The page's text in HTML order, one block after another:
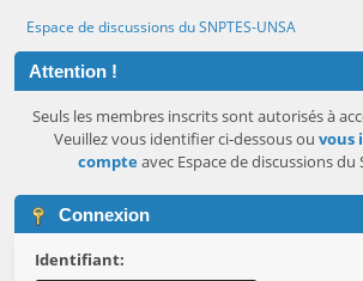
Espace de discussions du SNPTES-UNSA
Attention !
Seuls les membres inscrits sont autorisés à
Veuillez vous identifier ci-dessous ou vous
compteavec Espace de discussions du
Connexion
Identifiant: